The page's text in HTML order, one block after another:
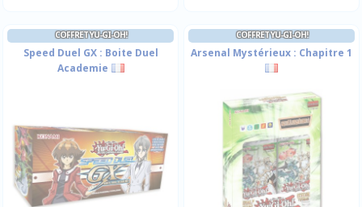
COFFRET YU-GI-OH!
Speed Duel GX : Boite Duel
Academie
COFFRET YU-GI-OH!
Arsenal Mystérieux : Chapitre 1